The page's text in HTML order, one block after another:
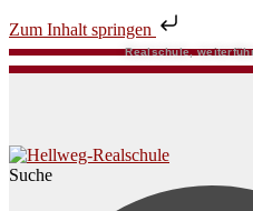
Zum Inhalt springen
Realschule,
Suche